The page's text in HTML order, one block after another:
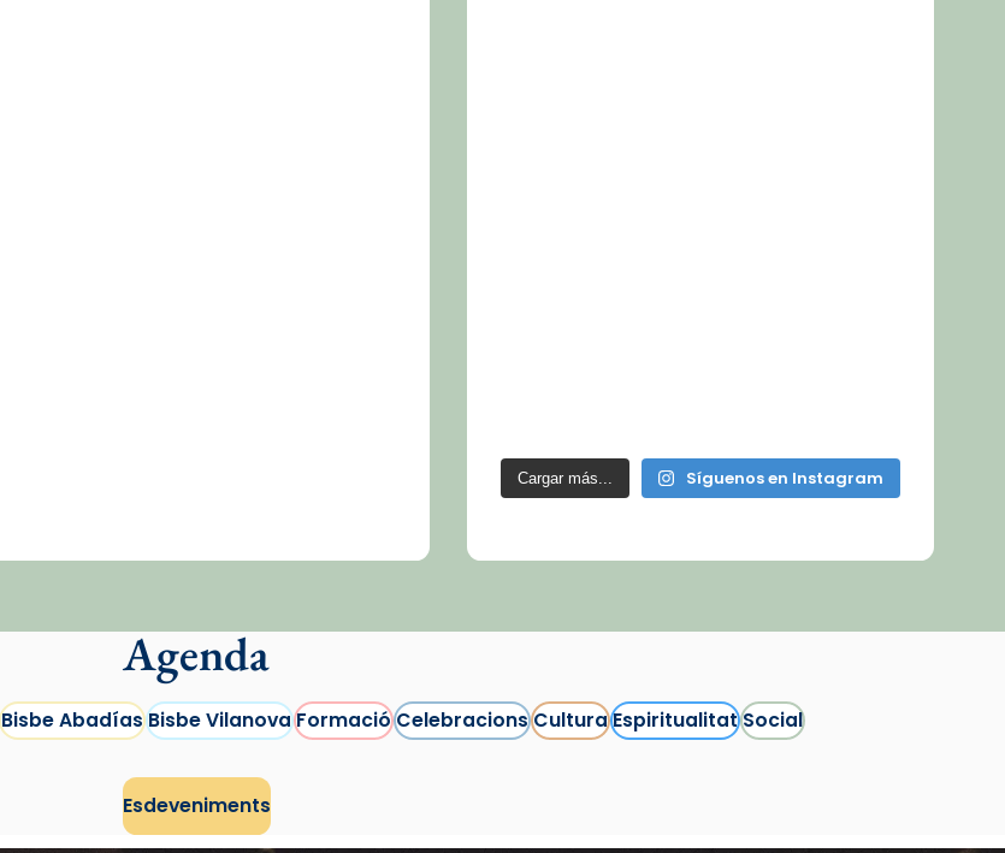
Cargar más... Síguenos en Instagram
Agenda
Bisbe AbadíasBisbe VilanovaFormacióCelebracionsCulturaEspiritualitatSocial
Esdeveniments